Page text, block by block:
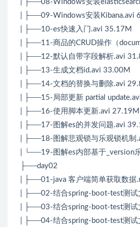
| ├──08-Windows安装
| ├──09-Windows安装Kibana.avi
| ├──10-es快速入门.avi 35.17M
| ├──11-商品的CRUD操作（
| ├──12-默认自带字段解析.avi
| ├──13-生成文档id.avi 33.00M
| ├──14-文档的替换与删除.avi
| ├──15-局部更新 partial
| ├──16-使用脚本更新.avi 27.19M
| ├──17-图解es的并发问题.avi
| ├──18-图解悲观锁与乐观锁机制
| └──19-图解es内部基于_version
├──day02
| ├──01-java 客户端简单获取数据
| ├──02-结合spring-boot-test测
| ├──03-结合spring-boot-test测
| ├──04-结合spring-boot-test测